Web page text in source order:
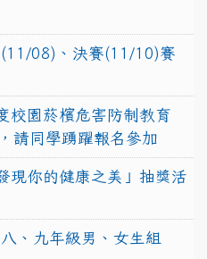
08)、決賽(11/10)賽
校園菸檳危害防制教育
請同學踴躍報名參加
現你的健康之美」抽獎活
、九年級男、女生組